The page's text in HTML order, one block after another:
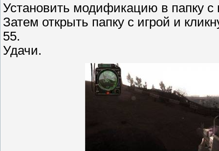
Установить модификацию в папку
Затем открыть папку с игрой и
55.
Удачи.